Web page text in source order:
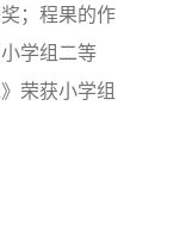
；程果的作
学组二等
荣获小学组